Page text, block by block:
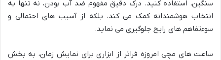
سنگین، استفاده کنید. درک دقیق مفهوم ضد آب بودن، نه تنها به
انتخاب هوشمندانه کمک می کند، بلکه از آسیب های احتمالی و
سوءتفاهم های رایج جلوگیری می نماید.
ساعت های مچی امروزه فراتر از ابزاری برای نمایش زمان، به بخش